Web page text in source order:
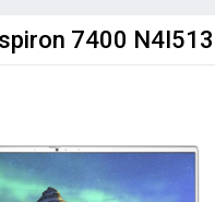
7400